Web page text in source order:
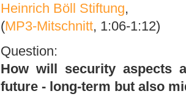
Heinrich Böll Stiftung,
(MP3-Mitschnitt, 1:06-1:12)
Question:
How will security aspects
future - long-term but also